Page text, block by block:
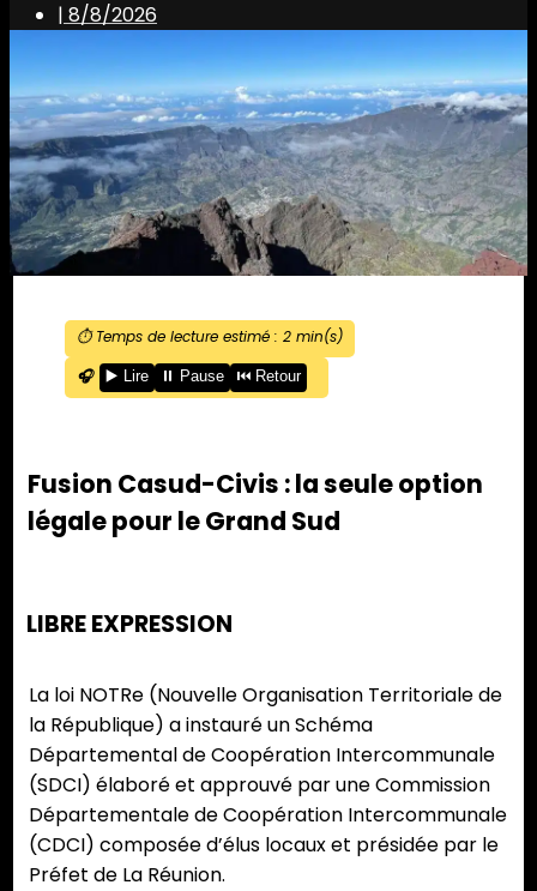
| 8/8/2026
⏱️ Temps de lecture estimé : 2min(s)
🎧
▶️ Lire ⏸️ Pause ⏮️ Retour
Fusion Casud-Civis : la seule option
légale pour le Grand Sud
LIBRE EXPRESSION
La loi NOTRe (Nouvelle Organisation Territoriale de
la République) a instauré un Schéma
Départemental de Coopération Intercommunale
(SDCI) élaboré et approuvé par une Commission
Départementale de Coopération Intercommunale
(CDCI) composée d’élus locaux et présidée par le
Préfet de La Réunion.